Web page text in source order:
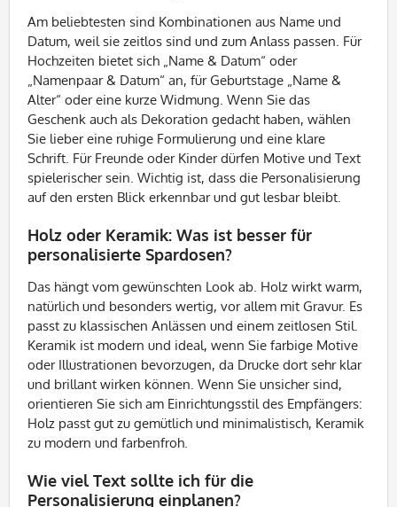
Am beliebtesten sind Kombinationen aus Name und
Datum, weil sie zeitlos sind und zum Anlass passen. Für
Hochzeiten bietet sich „Name & Datum“ oder
„Namenpaar & Datum“ an, für Geburtstage „Name &
Alter“ oder eine kurze Widmung. Wenn Sie das
Geschenk auch als Dekoration gedacht haben, wählen
Sie lieber eine ruhige Formulierung und eine klare
Schrift. Für Freunde oder Kinder dürfen Motive und Text
spielerischer sein. Wichtig ist, dass die Personalisierung
auf den ersten Blick erkennbar und gut lesbar bleibt.
Holz oder Keramik: Was ist besser für
personalisierte Spardosen?
Das hängt vom gewünschten Look ab. Holz wirkt warm,
natürlich und besonders wertig, vor allem mit Gravur. Es
passt zu klassischen Anlässen und einem zeitlosen Stil.
Keramik ist modern und ideal, wenn Sie farbige Motive
oder Illustrationen bevorzugen, da Drucke dort sehr klar
und brillant wirken können. Wenn Sie unsicher sind,
orientieren Sie sich am Einrichtungsstil des Empfängers:
Holz passt gut zu gemütlich und minimalistisch, Keramik
zu modern und farbenfroh.
Wie viel Text sollte ich für die
Personalisierung einplanen?